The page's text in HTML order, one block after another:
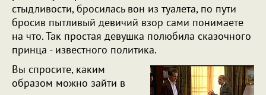
стыдливости, бросилась вон из туалета, по пути
бросив пытливый девичий взор сами понимаете
на что. Так простая девушка полюбила сказочного
принца - известного политика.
Вы спросите, каким
образом можно зайти в